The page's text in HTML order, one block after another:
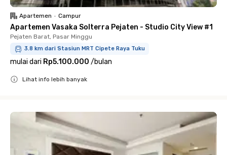
Apartemen • Campur
Apartemen Vasaka Solterra Pejaten - Studio City View #1
Pejaten Barat, Pasar Minggu
3.8 km dari Stasiun MRT Cipete Raya Tuku
mulai dari Rp5.100.000 /bulan
Lihat info lebih banyak